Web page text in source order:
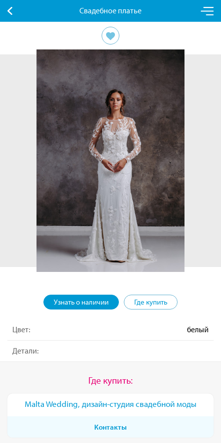
Свадебное платье
Узнать о наличии Где купить
Цвет: белый
Детали:
Где купить:
Malta Wedding, дизайн-студия свадебной моды
Контакты